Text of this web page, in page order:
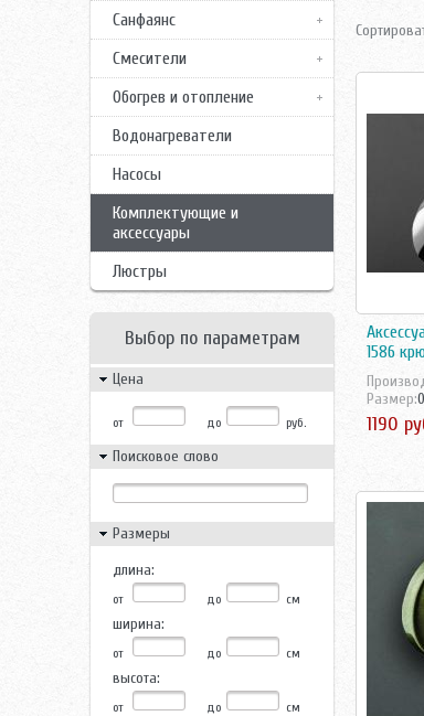
Санфаянс
Смесители
Обогрев и отопление
Водонагреватели
Насосы
Комплектующие и
аксессуары
Люстры
Выбор по параметрам
Цена
от до руб.
Поисковое слово
Размеры
длина:
от до см
ширина:
от до см
высота:
от до см
1586
Размер:
1190